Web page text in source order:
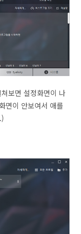
보면 설정화면이 나
면이 안보여서 애를